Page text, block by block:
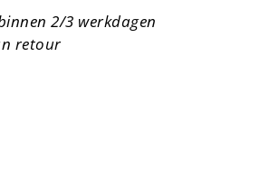
2/3 werkdagen
retour